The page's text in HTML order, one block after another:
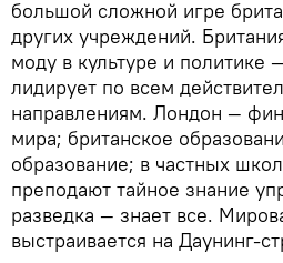
большой сложной игре
других учреждений.
моду в культуре и
лидирует по всем
направлениям. Лондон —
мира; британское
образование; в частных
преподают тайное знание
разведка — знает все.
выстраивается на Даунинг-